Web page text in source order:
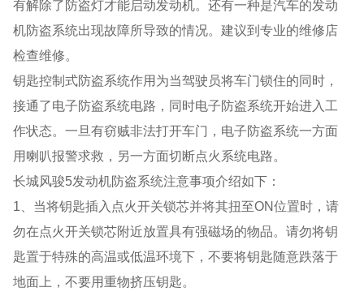
有解除了防盗灯才能启动发动机。还有一种是汽车的发动
机防盗系统出现故障所导致的情况。建议到专业的维修店
检查维修。
钥匙控制式防盗系统作用为当驾驶员将车门锁住的同时，
接通了电子防盗系统电路，同时电子防盗系统开始进入工
作状态。一旦有窃贼非法打开车门，电子防盗系统一方面
用喇叭报警求救，另一方面切断点火系统电路。
长城风骏5发动机防盗系统注意事项介绍如下：
1、当将钥匙插入点火开关锁芯并将其扭至ON位置时，请
勿在点火开关锁芯附近放置具有强磁场的物品。请勿将钥
匙置于特殊的高温或低温环境下，不要将钥匙随意跌落于
地面上，不要用重物挤压钥匙。